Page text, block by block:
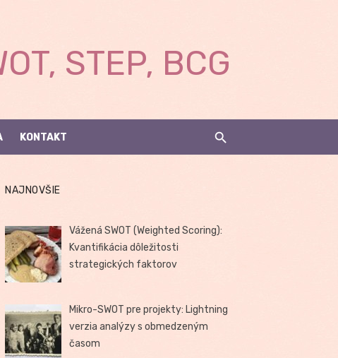
STEP, BCG
KONTAKT
NAJNOVŠIE
Vážená SWOT (Weighted Scoring):
Kvantifikácia dôležitosti
strategických faktorov
Mikro-SWOT pre projekty: Lightning
verzia analýzy s obmedzeným
časom